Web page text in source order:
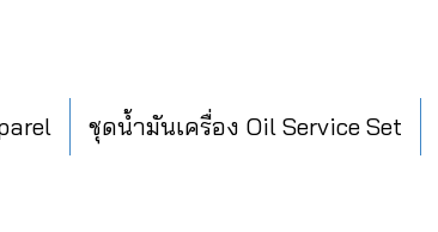
ชุดน้ำมันเครื่อง Oil Service Set